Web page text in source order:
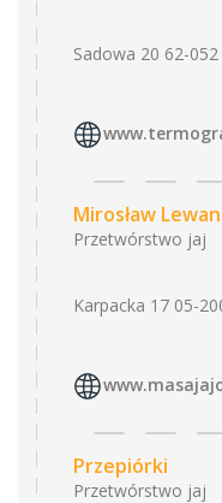
Sadowa 20 62-
Mirosław
Przetwórstwo jaj
Karpacka 17 05-
Przepiórki
Przetwórstwo jaj